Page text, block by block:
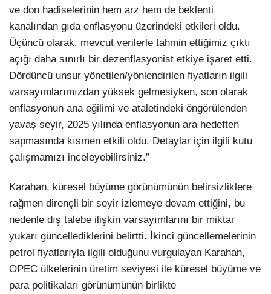
ve don hadiselerinin hem arz hem de beklenti
kanalından gıda enflasyonu üzerindeki etkileri oldu.
Üçüncü olarak, mevcut verilerle tahmin ettiğimiz çıktı
açığı daha sınırlı bir dezenflasyonist etkiye işaret etti.
Dördüncü unsur yönetilen/yönlendirilen fiyatların ilgili
varsayımlarımızdan yüksek gelmesiyken, son olarak
enflasyonun ana eğilimi ve ataletindeki öngörülenden
yavaş seyir, 2025 yılında enflasyonun ara hedeften
sapmasında kısmen etkili oldu. Detaylar için ilgili kutu
çalışmamızı inceleyebilirsiniz.”
Karahan, küresel büyüme görünümünün belirsizliklere
rağmen dirençli bir seyir izlemeye devam ettiğini, bu
nedenle dış talebe ilişkin varsayımlarını bir miktar
yukarı güncellediklerini belirtti. İkinci güncellemelerinin
petrol fiyatlarıyla ilgili olduğunu vurgulayan Karahan,
OPEC ülkelerinin üretim seviyesi ile küresel büyüme ve
para politikaları görünümünün birlikte